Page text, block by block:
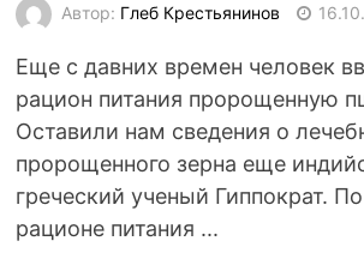
Автор: Глеб Крестьянинов
Еще с давних времен человек
рацион питания пророщенную
Оставили нам сведения о
пророщенного зерна еще
греческий ученый Гиппократ.
рационе питания ...